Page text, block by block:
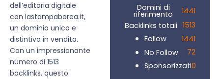
dell’editoria digitale
con lastampaborea.it,
un dominio unico e
distintivo in vendita.
Con un impressionante
numero di 1513
backlinks, questo
Domini di
riferimento
1441
Backlinks totali 1513
Follow
1441
No Follow
72
Sponsorizzati0